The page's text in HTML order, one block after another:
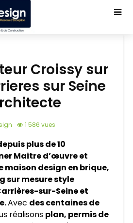
Croissy sur
sur Seine
1 586 vues
plus de 10
Maitre d’œuvre et
maison design en brique,
sur mesure style
sur-Seineet
Avec des centaines de
réalisons plan, permis de